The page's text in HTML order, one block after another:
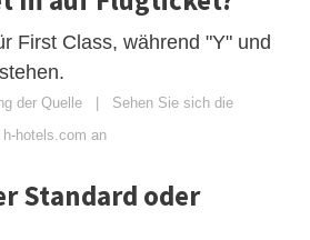
First Class, während "Y" und
der Quelle | Sehen Sie sich die
hotels.com an
Standard oder